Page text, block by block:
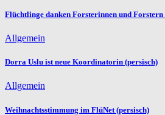
Flüchtlinge danken Forsterinnen und Forstern
Allgemein
Dorra Uslu ist neue Koordinatorin (persisch)
Allgemein
Weihnachtsstimmung im FlüNet (persisch)